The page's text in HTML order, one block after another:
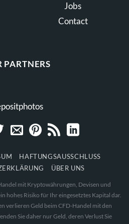
Jobs
Contact
PARTNERS
HAFTUNGSAUSSCHLUSS
ÜBER UNS
mit Kryptowährungen, Devisen und
hohes Risiko für Ihr eingesetztes Kapital dar.
verlieren Geld beim CFD-Handel mit den
Sie daher nur Geld, deren Verlust Sie